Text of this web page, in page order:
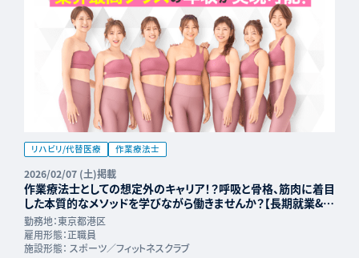
リハビリ/代替医療 作業療法士
2026/02/07 (土)掲載
作業療法士としての想定外のキャリア！？呼吸と骨格、筋肉に着目
した本質的なメソッドを学びながら働きませんか？【長期就業&年
収UP可能】
勤務地：東京都港区
雇用形態：正職員
施設形態： スポーツ／フィットネスクラブ